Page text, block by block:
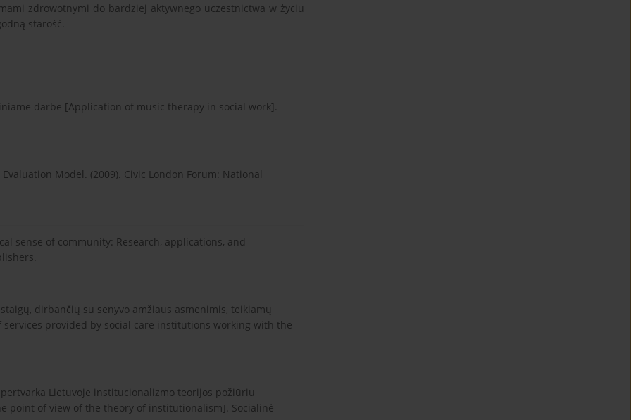
zdrowotnymi do bardziej aktywnego uczestnictwa w życiu
starość.
darbe [Application of music therapy in social work].
Model. (2009). Civic London Forum: National
sense of community: Research, applications, and
dirbančių su senyvo amžiaus asmenimis, teikiamų
provided by social care institutions working with the
pertvarka Lietuvoje institucionalizmo teorijos požiūriu
point of view of the theory of institutionalism]. Socialinė